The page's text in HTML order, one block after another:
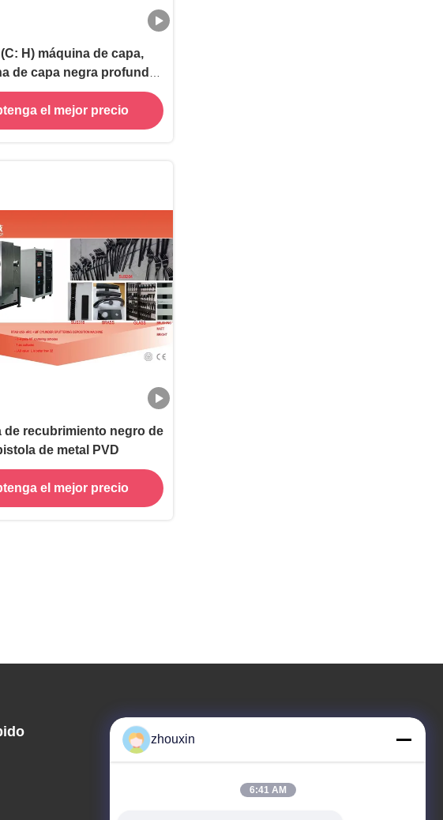
H) máquina de capa,
de capa negra profunda
equipo de capa del grafito
el mejor precio
de recubrimiento negro de
de metal PVD
el mejor precio
Nuestra dirección
Dirección
ZONA INDUSTRIAL DEL CAMINO DE 819#
SONGWEI (N.) SONGJIANG, SHANG HAI, CHINA
zhouxin
6:41 AM